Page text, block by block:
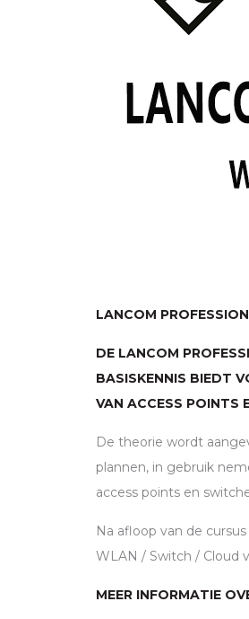
LANCOM
DE LANCOM
BASISKENNIS BIEDT
VAN ACCESS POINTS
De theorie wordt
plannen, in gebruik
access points en
Na afloop van de
WLAN / Switch / Cloud
MEER INFORMATIE